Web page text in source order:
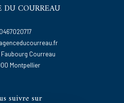
DU COURREAU
0467020717
Faubourg Courreau
montpellier
suivre sur